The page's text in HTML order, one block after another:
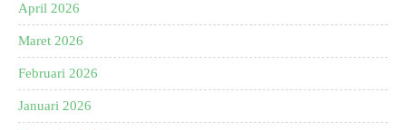
April 2026
Maret 2026
Februari 2026
Januari 2026